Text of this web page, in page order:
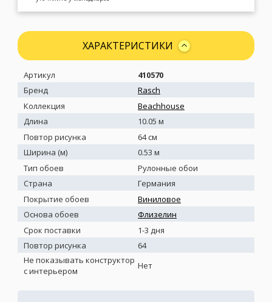
ХАРАКТЕРИСТИКИ
Артикул
410570
Бренд
Rasch
Коллекция
Beachhouse
Длина
10.05 м
Повтор рисунка
64 см
Ширина (м)
0.53 м
Тип обоев
Рулонные обои
Страна
Германия
Покрытие обоев
Виниловое
Основа обоев
Флизелин
Срок поставки
1-3 дня
Повтор рисунка
64
Не показывать конструктор
с интерьером
Нет